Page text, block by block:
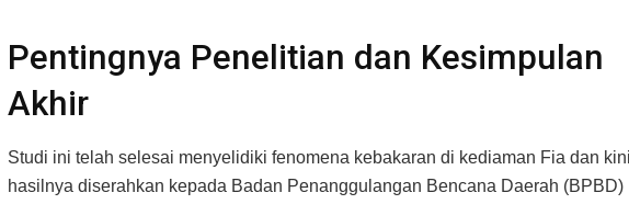
Pentingnya Penelitian dan Kesimpulan
Akhir
Studi ini telah selesai menyelidiki fenomena kebakaran di kediaman Fia dan kini
hasilnya diserahkan kepada Badan Penanggulangan Bencana Daerah (BPBD)